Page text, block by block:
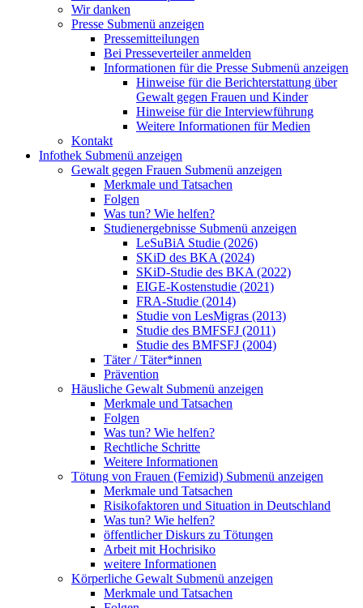
Wir danken
Presse Submenü anzeigen
Pressemitteilungen
Bei Presseverteiler anmelden
Informationen für die Presse Submenü anzeigen
Hinweise für die Berichterstattung über
Gewalt gegen Frauen und Kinder
Hinweise für die Interviewführung
Weitere Informationen für Medien
Kontakt
Infothek Submenü anzeigen
Gewalt gegen Frauen Submenü anzeigen
Merkmale und Tatsachen
Folgen
Was tun? Wie helfen?
Studienergebnisse Submenü anzeigen
LeSuBiA Studie (2026)
SKiD des BKA (2024)
SKiD-Studie des BKA (2022)
EIGE-Kostenstudie (2021)
FRA-Studie (2014)
Studie von LesMigras (2013)
Studie des BMFSFJ (2011)
Studie des BMFSFJ (2004)
Täter / Täter*innen
Prävention
Häusliche Gewalt Submenü anzeigen
Merkmale und Tatsachen
Folgen
Was tun? Wie helfen?
Rechtliche Schritte
Weitere Informationen
Tötung von Frauen (Femizid) Submenü anzeigen
Merkmale und Tatsachen
Risikofaktoren und Situation in Deutschland
Was tun? Wie helfen?
öffentlicher Diskurs zu Tötungen
Arbeit mit Hochrisiko
weitere Informationen
Körperliche Gewalt Submenü anzeigen
Merkmale und Tatsachen